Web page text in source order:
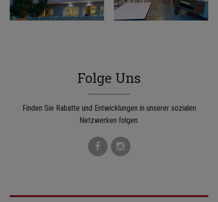
Folge Uns
Finden Sie Rabatte und Entwicklungen in unserer sozialen
Netzwerken folgen.